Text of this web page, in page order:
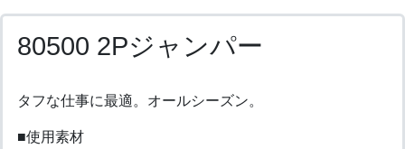
80500 2Pジャンパー
タフな仕事に最適。オールシーズン。
■使用素材